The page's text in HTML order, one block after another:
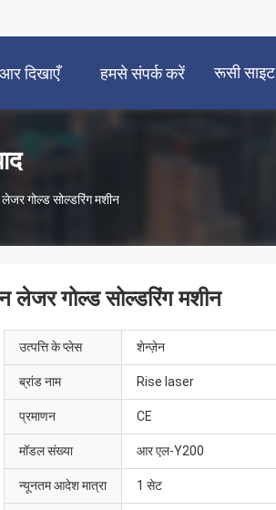
दिखाएँ हमसे संपर्क करें रूसी साइट
गोल्ड सोल्डरिंग मशीन
लेजर गोल्ड सोल्डरिंग मशीन
उत्पत्ति के प्लेस शेन्ज़ेन
ब्रांड नाम Rise laser
प्रमाणन CE
मॉडल संख्या आर एल-Y200
न्यूनतम आदेश मात्रा 1 सेट